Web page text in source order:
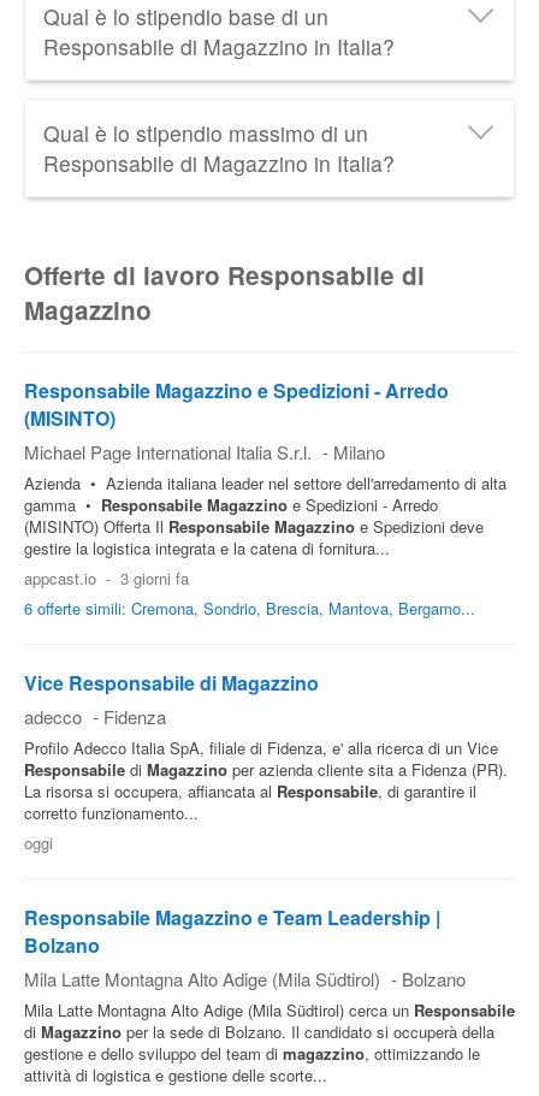
media37.500 € lordi all'anno , cioè circa
netti al mese. Scopri tutti i dati relativi allo
del Responsabile di Magazzinoaggiornati al 2026.
Qual è lo stipendio base di un
Responsabile di Magazzino in Italia?
Magazzinoin Italia è di circa28.000 € lordi all'anno.
Qual è lo stipendio massimo di un
Responsabile di Magazzino in Italia?
Offerte di lavoro Responsabile di
Magazzino
Responsabile Magazzino e Spedizioni - Arredo
(MISINTO)
Michael Page International Italia S.r.l. - Milano
Azienda • Azienda italiana leader nel settore dell'arredamento di alta
gamma • Responsabile Magazzino e Spedizioni - Arredo
(MISINTO) Offerta Il Responsabile Magazzino e Spedizioni deve
gestire la logistica integrata e la catena di fornitura...
appcast.io - 3 giorni fa
6 offerte simili: Cremona, Sondrio, Brescia, Mantova, Bergamo...
Vice Responsabile di Magazzino
adecco - Fidenza
Profilo Adecco Italia SpA, filiale di Fidenza, e' alla ricerca di un Vice
Responsabile di Magazzino per azienda cliente sita a Fidenza (PR).
La risorsa si occupera, affiancata al Responsabile, di garantire il
corretto funzionamento...
oggi
Responsabile Magazzino e Team Leadership |
Bolzano
Mila Latte Montagna Alto Adige (Mila Südtirol) - Bolzano
Mila Latte Montagna Alto Adige (Mila Südtirol) cerca un Responsabile
di Magazzino per la sede di Bolzano. Il candidato si occuperà della
gestione e dello sviluppo del team di magazzino, ottimizzando le
attività di logistica e gestione delle scorte...